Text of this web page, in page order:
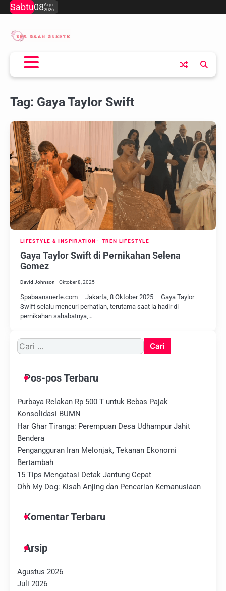
Skip
content
Sabtu08Agu
2026
Tag: Gaya Taylor Swift
LIFESTYLE & INSPIRATION TREN LIFESTYLE
Gaya Taylor Swift di Pernikahan Selena
Gomez
David Johnson Oktober 8, 2025
Spabaansuerte.com – Jakarta, 8 Oktober 2025 – Gaya Taylor
Swift selalu mencuri perhatian, terutama saat ia hadir di
pernikahan sahabatnya,…
Cari
untuk:
Pos-pos Terbaru
Purbaya Relakan Rp 500 T untuk Bebas Pajak
Konsolidasi BUMN
Har Ghar Tiranga: Perempuan Desa Udhampur Jahit
Bendera
Pengangguran Iran Melonjak, Tekanan Ekonomi
Bertambah
15 Tips Mengatasi Detak Jantung Cepat
Ohh My Dog: Kisah Anjing dan Pencarian Kemanusiaan
Komentar Terbaru
Arsip
Agustus 2026
Juli 2026